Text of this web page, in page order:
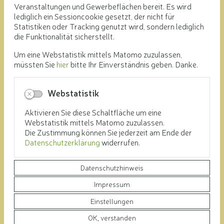
Veranstaltungen und Gewerbeflächen bereit. Es wird
lediglich ein Sessioncookie gesetzt, der nicht für
Statistiken oder Tracking genutzt wird, sondern lediglich
die Funktionalität sicherstellt.
Um eine Webstatistik mittels Matomo zuzulassen,
müssten Sie hier bitte Ihr Einverständnis geben. Danke.
Webstatistik
Aktivieren Sie diese Schaltfläche um eine
Webstatistik mittels Matomo zuzulassen.
Die Zustimmung können Sie jederzeit am Ende der
Datenschutzerklärungwiderrufen.
Datenschutzhinweis
Impressum
Einstellungen
OK, verstanden
post@lkjl.de